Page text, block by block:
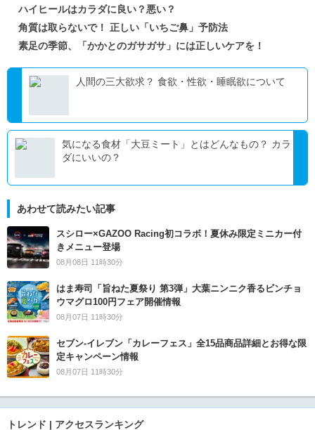
ハイヒールはカラダに良い？悪い？
角質は取らないで！ 正しい「いちご鼻」予防法
素足の季節、「かかとのガサガサ」には正しいケアを！
人間の三大欲求？ 食欲・性欲・睡眠欲について
気になる食材「大豆ミート」とはどんなもの？ カラ
ダにいいの？
あわせて読みたい記事
スシロー×GAZOO Racing初コラボ！夏休み限定ミニカー付
きメニュー登場
08月08日 11時30分
はま寿司「旨ねた夏祭り 第3弾」大葉ニンニク香るビンチョ
ウマグロ100円フェア開催情報
08月07日 11時30分
セブン‐イレブン「カレーフェス」全15品商品詳細とお得な限
定キャンペーン情報
08月07日 11時30分
トレンド | アクセスランキング